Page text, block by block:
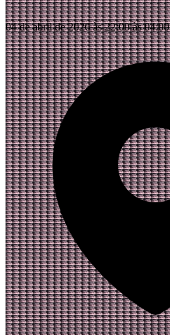
04 de abril de 2026 às 22:00 às 04:00